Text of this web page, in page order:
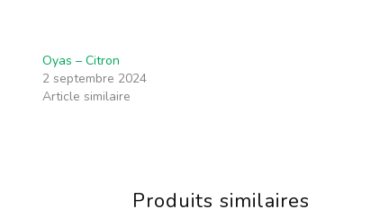
Oyas – Citron
2 septembre 2024
Article similaire
Produits similaires